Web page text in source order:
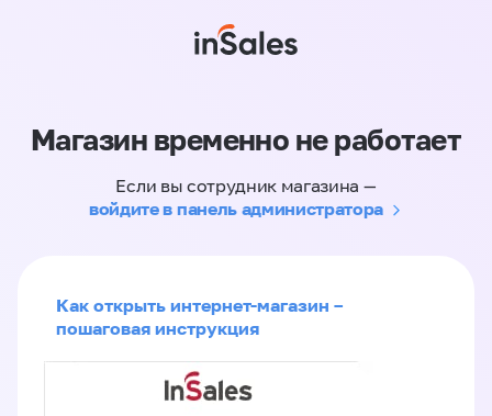
Магазин временно не работает
Если вы сотрудник магазина —
войдите в панель администратора
Как открыть интернет-магазин –
пошаговая инструкция